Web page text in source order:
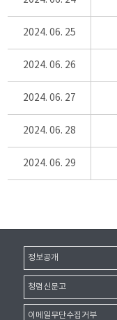
2024. 06. 25
2024. 06. 26
2024. 06. 27
2024. 06. 28
2024. 06. 29
정보공개
청렴신문고
이메일무단수집거부